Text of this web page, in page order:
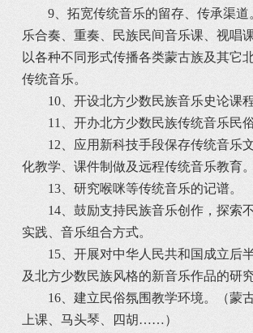
9、拓宽传统音乐的留存、传承渠道
乐合奏、重奏、民族民间音乐课、视唱
以各种不同形式传播各类蒙古族及其它
传统音乐。
10、开设北方少数民族音乐史论课程
11、开办北方少数民族传统音乐民俗
12、应用新科技手段保存传统音乐
化教学、课件制做及远程传统音乐教育。
13、研究喉咪等传统音乐的记谱。
14、鼓励支持民族音乐创作，探索
实践、音乐组合方式。
15、开展对中华人民共和国成立后
及北方少数民族风格的新音乐作品的研
16、建立民俗氛围教学环境。（蒙
上课、马头琴、四胡……）